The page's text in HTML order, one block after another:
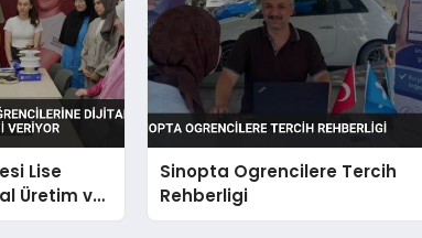
Lise
Üretim ve
Veriyor
Sinopta Ogrencilere Tercih
Rehberligi